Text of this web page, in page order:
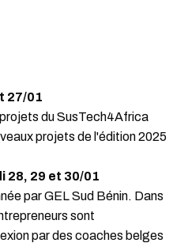
27/01
du SusTech4Africa
projets de l'édition 2025
28, 29 et 30/01
par GEL Sud Bénin. Dans
sont
par des coaches belges